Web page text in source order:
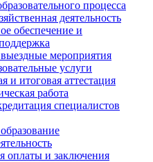
процесса
деятельность
обеспечение и
мероприятия
услуги
и итоговая аттестация
работа
специалистов
оплаты и заключения